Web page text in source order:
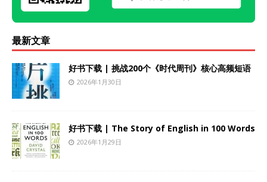
最新文章
好书下载 | 挑战200个《时代周刊》核心高频短语
2026年1月30日
好书下载 | The Story of English in 100 Words
2026年1月29日